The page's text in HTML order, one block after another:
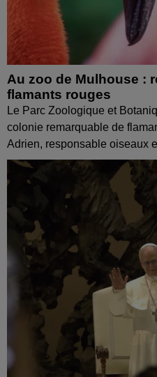
Au zoo de Mulhouse :
flamants rouges
Le Parc Zoologique et
colonie remarquable de
Adrien, responsable oiseaux